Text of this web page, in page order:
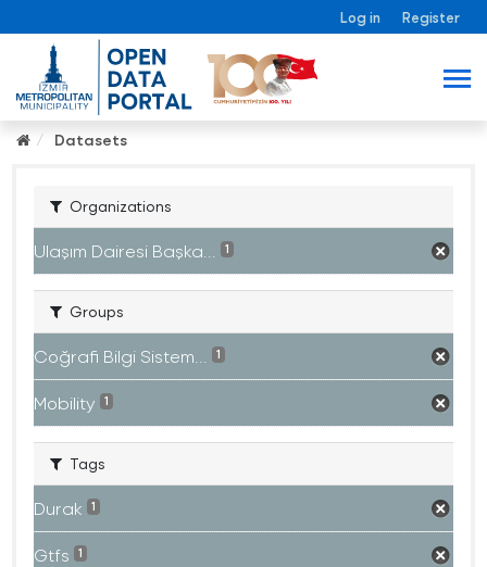
Log in Register
Datasets
Organizations
Ulaşım Dairesi Başka... 1
Groups
Coğrafi Bilgi Sistem... 1
Mobility 1
Tags
Durak 1
Gtfs 1